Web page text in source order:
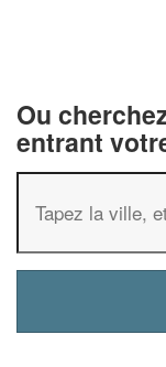
Ou
entrant